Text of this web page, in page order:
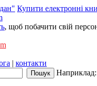
Купити електронні
, щоб побачити свій
| контакти
Наприклад: